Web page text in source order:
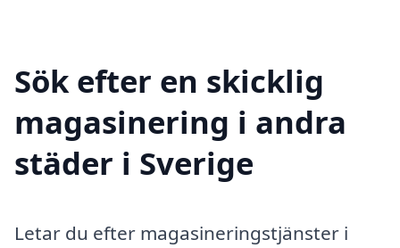
Sök efter en skicklig
magasinering i andra
städer i Sverige
Letar du efter magasineringstjänster i